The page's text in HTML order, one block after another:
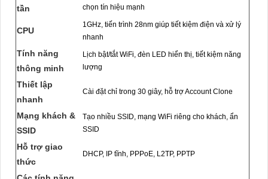
tần
chọn tín hiệu mạnh
CPU
1GHz, tiến trình 28nm giúp tiết kiệm điện và xử lý
nhanh
Tính năng
thông minh
Lịch bật/tắt WiFi, đèn LED hiển thị, tiết kiệm năng
lượng
Thiết lập
nhanh
Cài đặt chỉ trong 30 giây, hỗ trợ Account Clone
Mạng khách &
SSID
Tạo nhiều SSID, mạng WiFi riêng cho khách, ẩn
SSID
Hỗ trợ giao
thức
DHCP, IP tĩnh, PPPoE, L2TP, PPTP